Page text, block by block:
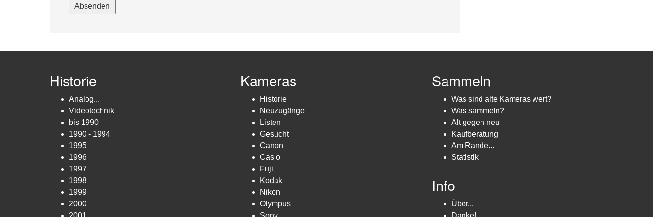
Historie
Analog...
Videotechnik
bis 1990
1990 - 1994
1995
1996
1997
1998
1999
2000
2001
Kameras
Historie
Neuzugänge
Listen
Gesucht
Canon
Casio
Fuji
Kodak
Nikon
Olympus
Sony
Sammeln
Was sind alte Kameras wert?
Was sammeln?
Alt gegen neu
Kaufberatung
Am Rande...
Statistik
Info
Über...
Danke!